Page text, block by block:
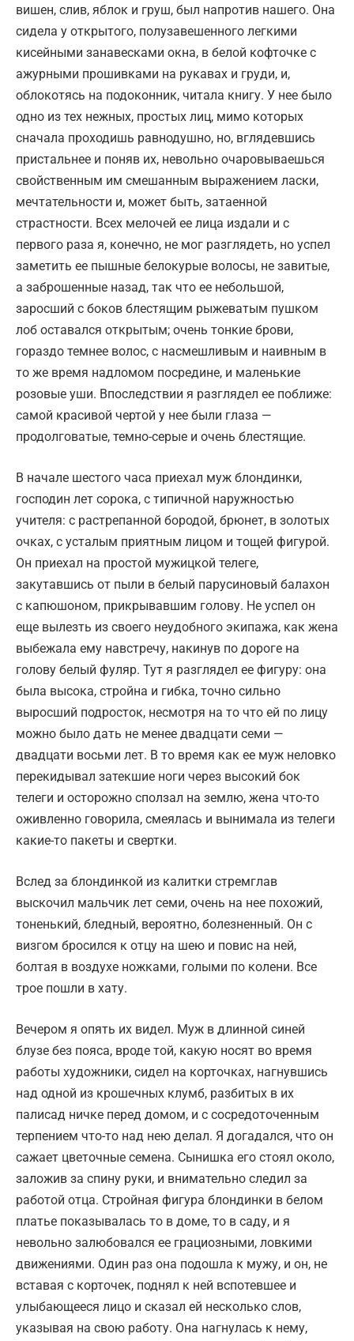
вишен, слив, яблок и груш, был напротив нашего. Она
сидела у открытого, полузавешенного легкими
кисейными занавесками окна, в белой кофточке с
ажурными прошивками на рукавах и груди, и,
облокотясь на подоконник, читала книгу. У нее было
одно из тех нежных, простых лиц, мимо которых
сначала проходишь равнодушно, но, вглядевшись
пристальнее и поняв их, невольно очаровываешься
свойственным им смешанным выражением ласки,
мечтательности и, может быть, затаенной
страстности. Всех мелочей ее лица издали и с
первого раза я, конечно, не мог разглядеть, но успел
заметить ее пышные белокурые волосы, не завитые,
а заброшенные назад, так что ее небольшой,
заросший с боков блестящим рыжеватым пушком
лоб оставался открытым; очень тонкие брови,
гораздо темнее волос, с насмешливым и наивным в
то же время надломом посредине, и маленькие
розовые уши. Впоследствии я разглядел ее поближе:
самой красивой чертой у нее были глаза —
продолговатые, темно-серые и очень блестящие.
В начале шестого часа приехал муж блондинки,
господин лет сорока, с типичной наружностью
учителя: с растрепанной бородой, брюнет, в золотых
очках, с усталым приятным лицом и тощей фигурой.
Он приехал на простой мужицкой телеге,
закутавшись от пыли в белый парусиновый балахон
с капюшоном, прикрывавшим голову. Не успел он
еще вылезть из своего неудобного экипажа, как жена
выбежала ему навстречу, накинув по дороге на
голову белый фуляр. Тут я разглядел ее фигуру: она
была высока, стройна и гибка, точно сильно
выросший подросток, несмотря на то что ей по лицу
можно было дать не менее двадцати семи —
двадцати восьми лет. В то время как ее муж неловко
перекидывал затекшие ноги через высокий бок
телеги и осторожно сползал на землю, жена что-то
оживленно говорила, смеялась и вынимала из телеги
какие-то пакеты и свертки.
Вслед за блондинкой из калитки стремглав
выскочил мальчик лет семи, очень на нее похожий,
тоненький, бледный, вероятно, болезненный. Он с
визгом бросился к отцу на шею и повис на ней,
болтая в воздухе ножками, голыми по колени. Все
трое пошли в хату.
Вечером я опять их видел. Муж в длинной синей
блузе без пояса, вроде той, какую носят во время
работы художники, сидел на корточках, нагнувшись
над одной из крошечных клумб, разбитых в их
палисад ничке перед домом, и с сосредоточенным
терпением что-то над нею делал. Я догадался, что он
сажает цветочные семена. Сынишка его стоял около,
заложив за спину руки, и внимательно следил за
работой отца. Стройная фигура блондинки в белом
платье показывалась то в доме, то в саду, и я
невольно залюбовался ее грациозными, ловкими
движениями. Один раз она подошла к мужу, и он, не
вставая с корточек, поднял к ней вспотевшее и
улыбаю­щееся лицо и сказал ей несколько слов,
указывая на свою работу. Она нагнулась к нему,